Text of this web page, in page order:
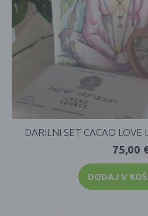
DARILNI SET CACAO LOVE
75,00
DODAJ V